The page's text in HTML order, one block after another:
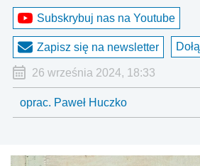
Subskrybuj nas na Youtube
Zapisz się na newsletter
26 września 2024, 18:33
oprac. Paweł Huczko